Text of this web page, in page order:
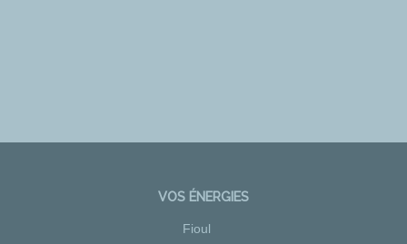
VOS ÉNERGIES
Fioul